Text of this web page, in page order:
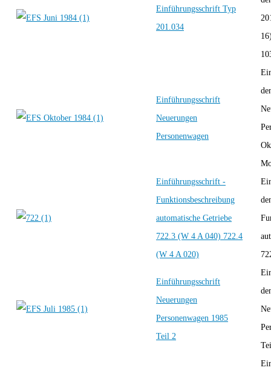
Einführungsschrift Typ
201.034
Einführungsschrift
Neuerungen
Personenwagen
Einführungsschrift -
Funktionsbeschreibung
automatische Getriebe
722.3 (W 4 A 040) 722.4
(W 4 A 020)
Einführungsschrift
Neuerungen
Personenwagen 1985
Teil 2